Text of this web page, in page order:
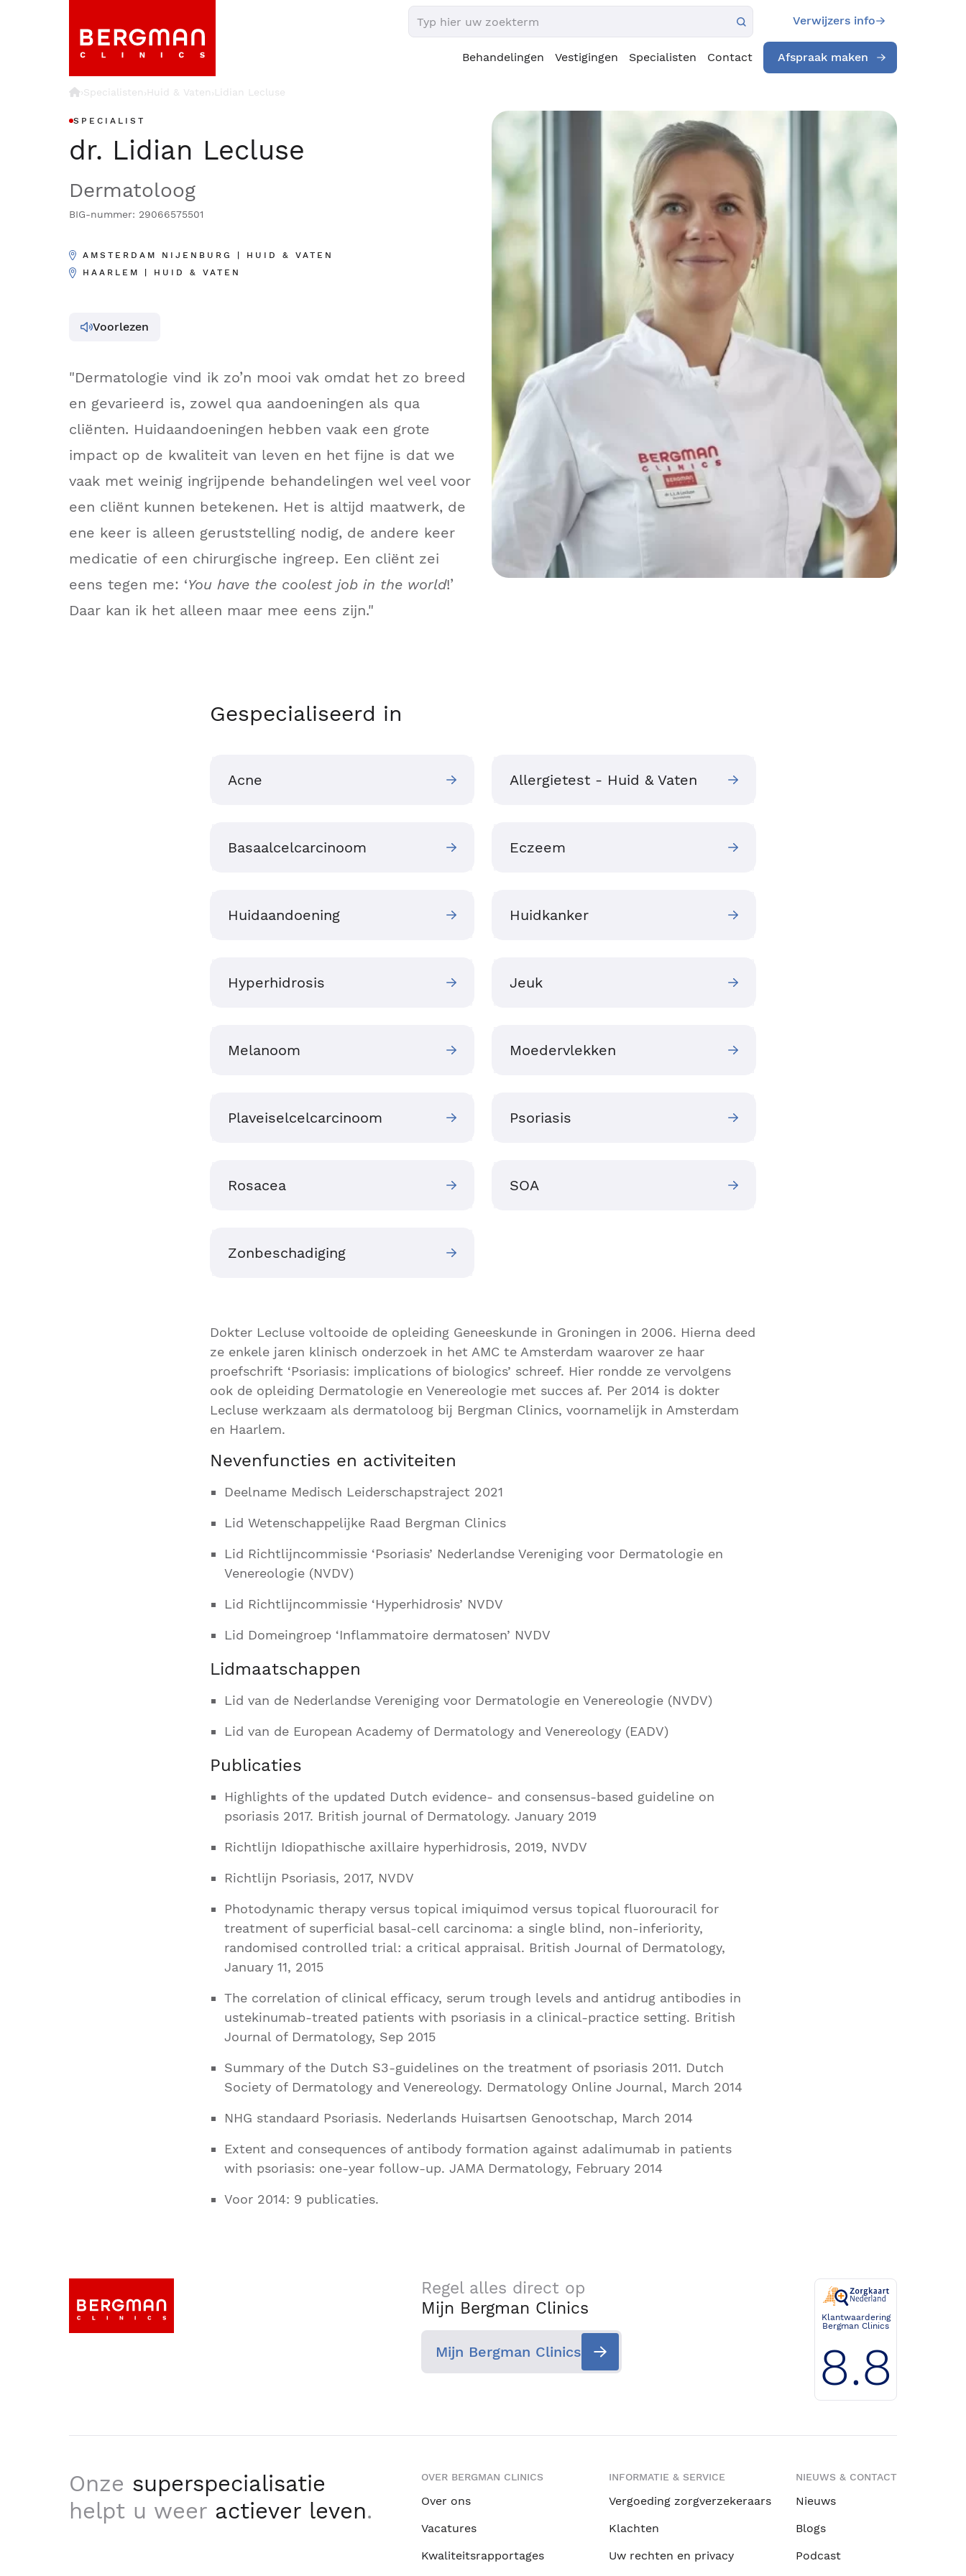
Verwijzers info
Behandelingen Vestigingen Specialisten Contact Afspraak maken
›Specialisten›Huid & Vaten› Lidian Lecluse
SPECIALIST
dr. Lidian Lecluse
Dermatoloog
BIG-nummer: 29066575501
AMSTERDAM NIJENBURG | HUID & VATEN
HAARLEM | HUID & VATEN
Voorlezen
"Dermatologie vind ik zo’n mooi vak omdat het zo breed
en gevarieerd is, zowel qua aandoeningen als qua
cliënten. Huidaandoeningen hebben vaak een grote
impact op de kwaliteit van leven en het fijne is dat we
vaak met weinig ingrijpende behandelingen wel veel voor
een cliënt kunnen betekenen. Het is altijd maatwerk, de
ene keer is alleen geruststelling nodig, de andere keer
medicatie of een chirurgische ingreep. Een cliënt zei
eens tegen me: ‘You have the coolest job in the world!’
Daar kan ik het alleen maar mee eens zijn."
Gespecialiseerd in
Acne Allergietest - Huid & Vaten
Basaalcelcarcinoom Eczeem
Huidaandoening Huidkanker
Hyperhidrosis Jeuk
Melanoom Moedervlekken
Plaveiselcelcarcinoom Psoriasis
Rosacea SOA
Zonbeschadiging
Dokter Lecluse voltooide de opleiding Geneeskunde in Groningen in 2006. Hierna deed
ze enkele jaren klinisch onderzoek in het AMC te Amsterdam waarover ze haar
proefschrift ‘Psoriasis: implications of biologics’ schreef. Hier rondde ze vervolgens
ook de opleiding Dermatologie en Venereologie met succes af. Per 2014 is dokter
Lecluse werkzaam als dermatoloog bij Bergman Clinics, voornamelijk in Amsterdam
en Haarlem.
Nevenfuncties en activiteiten
Deelname Medisch Leiderschapstraject 2021
Lid Wetenschappelijke Raad Bergman Clinics
Lid Richtlijncommissie ‘Psoriasis’ Nederlandse Vereniging voor Dermatologie en
Venereologie (NVDV)
Lid Richtlijncommissie ‘Hyperhidrosis’ NVDV
Lid Domeingroep ‘Inflammatoire dermatosen’ NVDV
Lidmaatschappen
Lid van de Nederlandse Vereniging voor Dermatologie en Venereologie (NVDV)
Lid van de European Academy of Dermatology and Venereology (EADV)
Publicaties
Highlights of the updated Dutch evidence- and consensus-based guideline on
psoriasis 2017. British journal of Dermatology. January 2019
Richtlijn Idiopathische axillaire hyperhidrosis, 2019, NVDV
Richtlijn Psoriasis, 2017, NVDV
Photodynamic therapy versus topical imiquimod versus topical fluorouracil for
treatment of superficial basal-cell carcinoma: a single blind, non-inferiority,
randomised controlled trial: a critical appraisal. British Journal of Dermatology,
January 11, 2015
The correlation of clinical efficacy, serum trough levels and antidrug antibodies in
ustekinumab-treated patients with psoriasis in a clinical-practice setting. British
Journal of Dermatology, Sep 2015
Summary of the Dutch S3-guidelines on the treatment of psoriasis 2011. Dutch
Society of Dermatology and Venereology. Dermatology Online Journal, March 2014
NHG standaard Psoriasis. Nederlands Huisartsen Genootschap, March 2014
Extent and consequences of antibody formation against adalimumab in patients
with psoriasis: one-year follow-up. JAMA Dermatology, February 2014
Voor 2014: 9 publicaties.
Regel alles direct op
Mijn Bergman Clinics
Mijn Bergman Clinics
Klantwaardering
Bergman Clinics
8.8
Onze superspecialisatie
helpt u weer actiever leven.
OVER BERGMAN CLINICS
Over ons
Vacatures
Kwaliteitsrapportages
INFORMATIE & SERVICE
Vergoeding zorgverzekeraars
Klachten
Uw rechten en privacy
NIEUWS & CONTACT
Nieuws
Blogs
Podcast